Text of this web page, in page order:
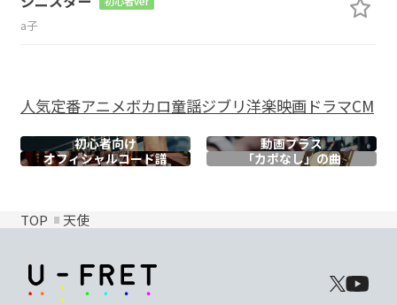
a子
人気定番アニメボカロ童謡ジブリ洋楽映画ドラマCM
初心者向け
動画プラス
オフィシャルコード譜 「カポなし」の曲
TOP 天使